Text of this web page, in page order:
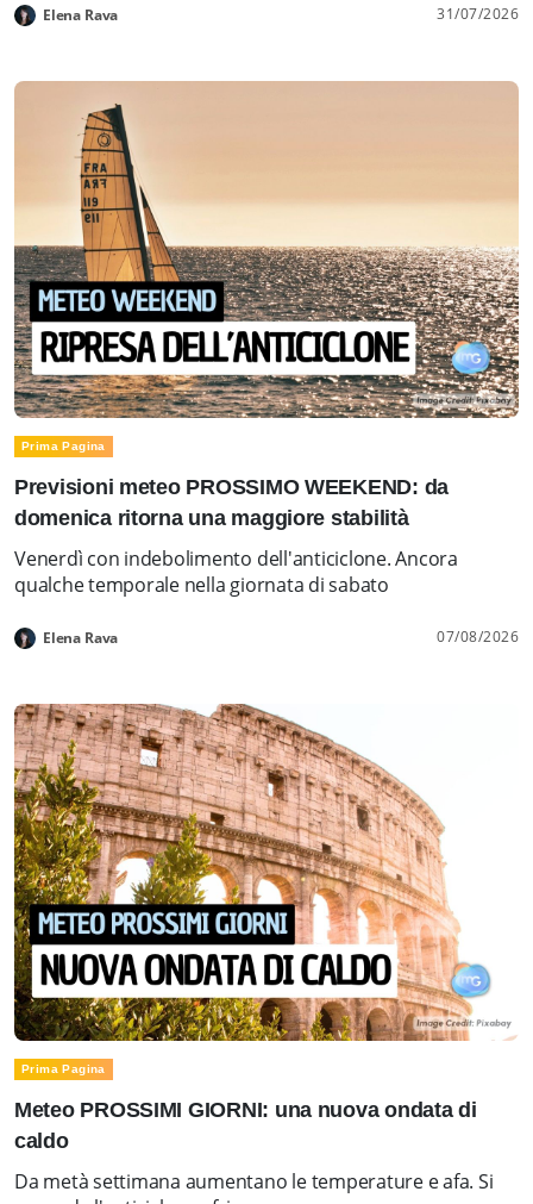
Elena Rava 31/07/2026
Prima Pagina
Previsioni meteo PROSSIMO WEEKEND: da
domenica ritorna una maggiore stabilità
Venerdì con indebolimento dell'anticiclone. Ancora
qualche temporale nella giornata di sabato
Elena Rava 07/08/2026
Prima Pagina
Meteo PROSSIMI GIORNI: una nuova ondata di
caldo
Da metà settimana aumentano le temperature e afa. Si